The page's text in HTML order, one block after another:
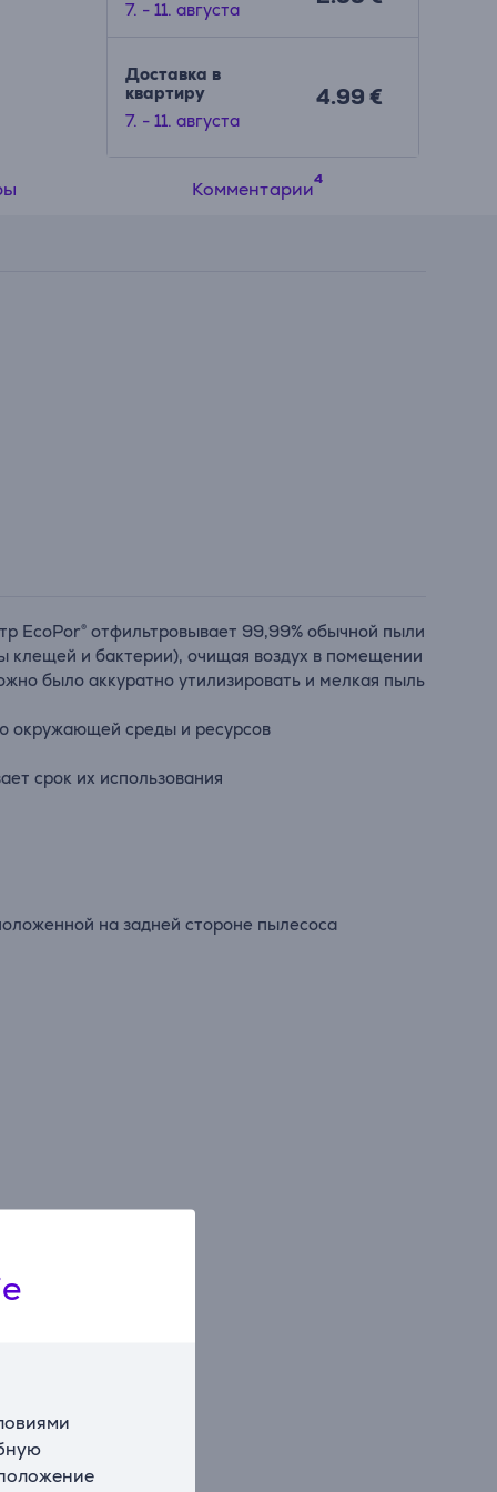
7. - 11. августа
Доставка в
квартиру
7. - 11. августа
4.99 €
Комментарии
EcoPor® отфильтровывает 99,99% обычной пыли
клещей и бактерии), очищая воздух в помещении
было аккуратно утилизировать и мелкая пыль
окружающей среды и ресурсов
срок их использования
на задней стороне пылесоса